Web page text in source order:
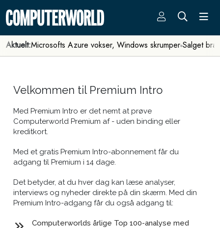
Aktuelt:Microsofts Azure vokser, Windows skrumper Salget
Velkommen til Premium Intro
Med Premium Intro er det nemt at prøve
Computerworld Premium af - uden binding eller
kreditkort.
Med et gratis Premium Intro-abonnement får du
adgang til Premium i 14 dage.
Det betyder, at du hver dag kan læse analyser,
interviews og nyheder direkte på din skærm. Med din
Premium Intro-adgang får du også adgang til:
Computerworlds årlige Top 100-analyse med